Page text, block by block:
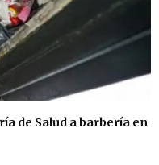
de Salud a barbería en